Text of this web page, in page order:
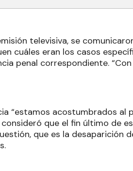
televisiva, se
cuáles eran los casos
penal correspondiente.
“estamos acostumbrados al
que el fin último de
que es la desaparición